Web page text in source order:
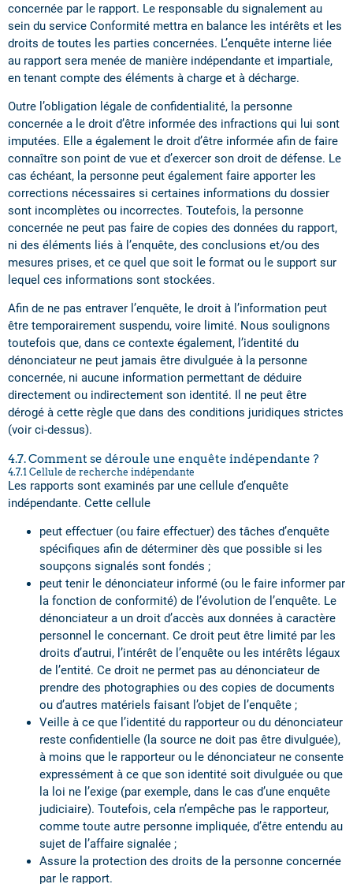
concernée par le rapport. Le responsable du signalement au
sein du service Conformité mettra en balance les intérêts et les
droits de toutes les parties concernées. L’enquête interne liée
au rapport sera menée de manière indépendante et impartiale,
en tenant compte des éléments à charge et à décharge.
Outre l’obligation légale de confidentialité, la personne
concernée a le droit d’être informée des infractions qui lui sont
imputées. Elle a également le droit d’être informée afin de faire
connaître son point de vue et d’exercer son droit de défense. Le
cas échéant, la personne peut également faire apporter les
corrections nécessaires si certaines informations du dossier
sont incomplètes ou incorrectes. Toutefois, la personne
concernée ne peut pas faire de copies des données du rapport,
ni des éléments liés à l’enquête, des conclusions et/ou des
mesures prises, et ce quel que soit le format ou le support sur
lequel ces informations sont stockées.
Afin de ne pas entraver l’enquête, le droit à l’information peut
être temporairement suspendu, voire limité. Nous soulignons
toutefois que, dans ce contexte également, l’identité du
dénonciateur ne peut jamais être divulguée à la personne
concernée, ni aucune information permettant de déduire
directement ou indirectement son identité. Il ne peut être
dérogé à cette règle que dans des conditions juridiques strictes
(voir ci-dessus).
4.7. Comment se déroule une enquête indépendante ?
4.7.1 Cellule de recherche indépendante
Les rapports sont examinés par une cellule d’enquête
indépendante. Cette cellule
peut effectuer (ou faire effectuer) des tâches d’enquête
spécifiques afin de déterminer dès que possible si les
soupçons signalés sont fondés ;
peut tenir le dénonciateur informé (ou le faire informer par
la fonction de conformité) de l’évolution de l’enquête. Le
dénonciateur a un droit d’accès aux données à caractère
personnel le concernant. Ce droit peut être limité par les
droits d’autrui, l’intérêt de l’enquête ou les intérêts légaux
de l’entité. Ce droit ne permet pas au dénonciateur de
prendre des photographies ou des copies de documents
ou d’autres matériels faisant l’objet de l’enquête ;
Veille à ce que l’identité du rapporteur ou du dénonciateur
reste confidentielle (la source ne doit pas être divulguée),
à moins que le rapporteur ou le dénonciateur ne consente
expressément à ce que son identité soit divulguée ou que
la loi ne l’exige (par exemple, dans le cas d’une enquête
judiciaire). Toutefois, cela n’empêche pas le rapporteur,
comme toute autre personne impliquée, d’être entendu au
sujet de l’affaire signalée ;
Assure la protection des droits de la personne concernée
par le rapport.